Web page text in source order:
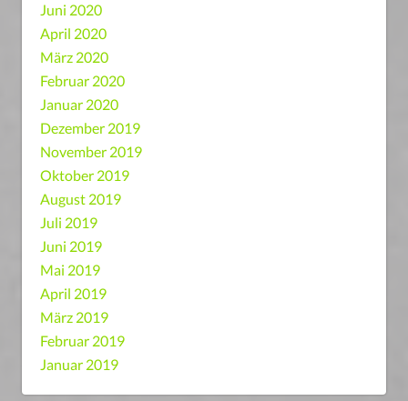
Juni 2020
April 2020
März 2020
Februar 2020
Januar 2020
Dezember 2019
November 2019
Oktober 2019
August 2019
Juli 2019
Juni 2019
Mai 2019
April 2019
März 2019
Februar 2019
Januar 2019